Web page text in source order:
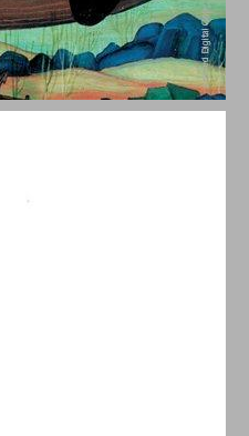
יונה - מסע אל החופש קריאה חדשה בספר יונה ... 0